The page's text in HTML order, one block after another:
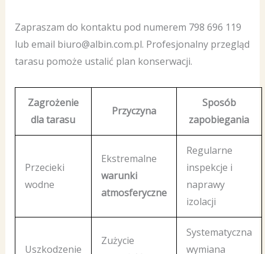
Zapraszam do kontaktu pod numerem 798 696 119
lub email biuro@albin.com.pl. Profesjonalny przegląd
tarasu pomoże ustalić plan konserwacji.
Zagrożenie
dla tarasu
Przyczyna
Sposób
zapobiegania
Przecieki
wodne
Ekstremalne
warunki
atmosferyczne
Regularne
inspekcje i
naprawy
izolacji
Uszkodzenie
Zużycie
Systematyczna
wymiana